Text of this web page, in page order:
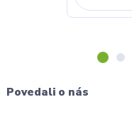
Povedali o nás